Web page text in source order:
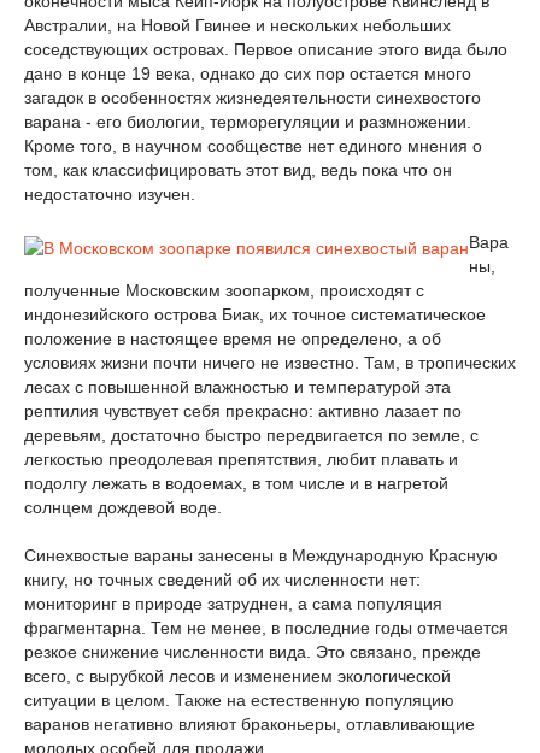
Австралии, на Новой Гвинее и нескольких небольших
соседствующих островах. Первое описание этого вида было
дано в конце 19 века, однако до сих пор остается много
загадок в особенностях жизнедеятельности синехвостого
варана - его биологии, терморегуляции и размножении.
Кроме того, в научном сообществе нет единого мнения о
том, как классифицировать этот вид, ведь пока что он
недостаточно изучен.
Вара
ны,
полученные Московским зоопарком, происходят с
индонезийского острова Биак, их точное систематическое
положение в настоящее время не определено, а об
условиях жизни почти ничего не известно. Там, в тропических
лесах с повышенной влажностью и температурой эта
рептилия чувствует себя прекрасно: активно лазает по
деревьям, достаточно быстро передвигается по земле, с
легкостью преодолевая препятствия, любит плавать и
подолгу лежать в водоемах, в том числе и в нагретой
солнцем дождевой воде.
Синехвостые вараны занесены в Международную Красную
книгу, но точных сведений об их численности нет:
мониторинг в природе затруднен, а сама популяция
фрагментарна. Тем не менее, в последние годы отмечается
резкое снижение численности вида. Это связано, прежде
всего, с вырубкой лесов и изменением экологической
ситуации в целом. Также на естественную популяцию
варанов негативно влияют браконьеры, отлавливающие
молодых особей для продажи.